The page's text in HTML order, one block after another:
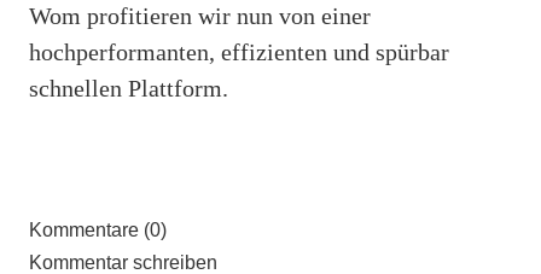
Wom profitieren wir nun von einer
hochperformanten, effizienten und spürbar
schnellen Plattform.
Kommentare (0)
Kommentar schreiben